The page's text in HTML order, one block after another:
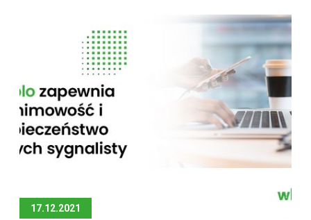
17.12.2021